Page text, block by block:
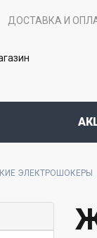
ДОСТАВКА И
ЭЛЕКТРОШОКЕРЫ